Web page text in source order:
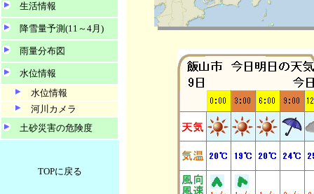
生活情報
降雪量予測(11～4月)
雨量分布図
水位情報
水位情報
河川カメラ
土砂災害の危険度
TOPに戻る